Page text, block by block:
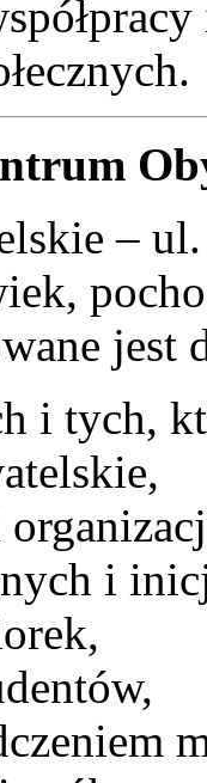
–
jest
i tych,
i